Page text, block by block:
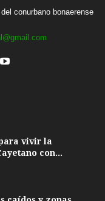
conurbano bonaerense
vivir la
con...